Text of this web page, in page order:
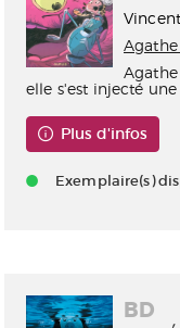
elle s'est injecté
Plus d'infos
Exemplaire(s)
BD